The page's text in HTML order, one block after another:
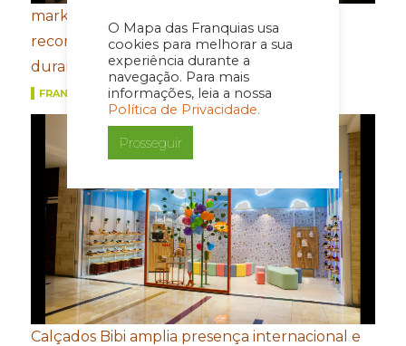
O Mapa das Franquias usa
cookies para melhorar a sua
experiência durante a
navegação. Para mais
informações, leia a nossa
Política de Privacidade.
Prosseguir
market4u fecha primeiro semestre com
recordes de expansão, franquias e vendas
durante a Copa do Mundo
FRANQUIAS
Calçados Bibi amplia presença internacional e